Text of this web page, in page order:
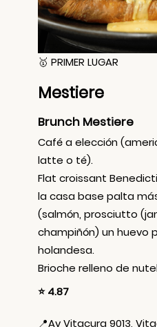
🥇 PRIMER LUGAR
Mestiere
Brunch Mestiere
Café a elección
latte o té).
Flat croissant
la casa base palta
(salmón, prosciutto
champiñón) un huevo
holandesa.
Brioche relleno de
⭐ 4.87
📍Av Vitacura 9013,